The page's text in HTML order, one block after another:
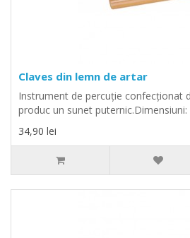
Claves din lemn de artar
Instrument de percuţie confecţionat
produc un sunet puternic.Dimensiuni:
34,90 lei